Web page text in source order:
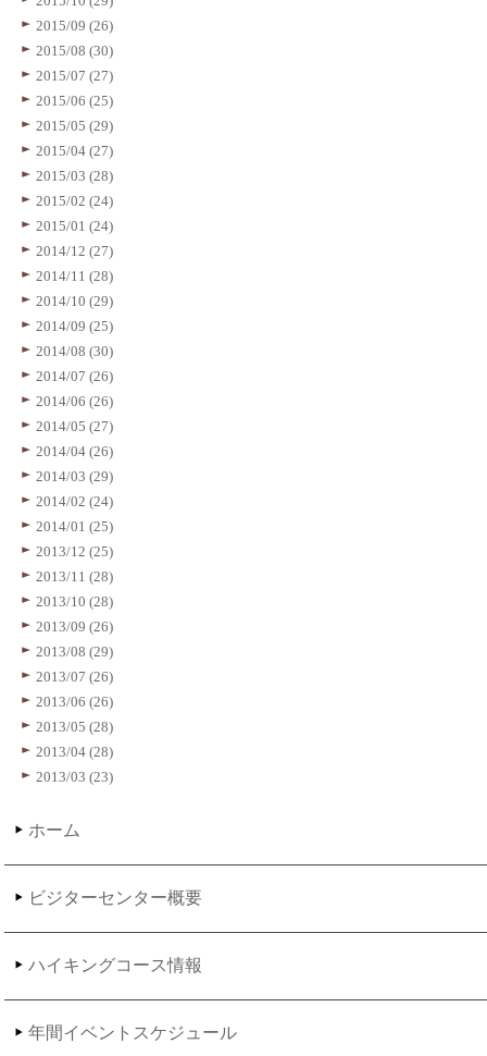
2015/09 (26)
2015/08 (30)
2015/07 (27)
2015/06 (25)
2015/05 (29)
2015/04 (27)
2015/03 (28)
2015/02 (24)
2015/01 (24)
2014/12 (27)
2014/11 (28)
2014/10 (29)
2014/09 (25)
2014/08 (30)
2014/07 (26)
2014/06 (26)
2014/05 (27)
2014/04 (26)
2014/03 (29)
2014/02 (24)
2014/01 (25)
2013/12 (25)
2013/11 (28)
2013/10 (28)
2013/09 (26)
2013/08 (29)
2013/07 (26)
2013/06 (26)
2013/05 (28)
2013/04 (28)
2013/03 (23)
ホーム
ビジターセンター概要
ハイキングコース情報
年間イベントスケジュール